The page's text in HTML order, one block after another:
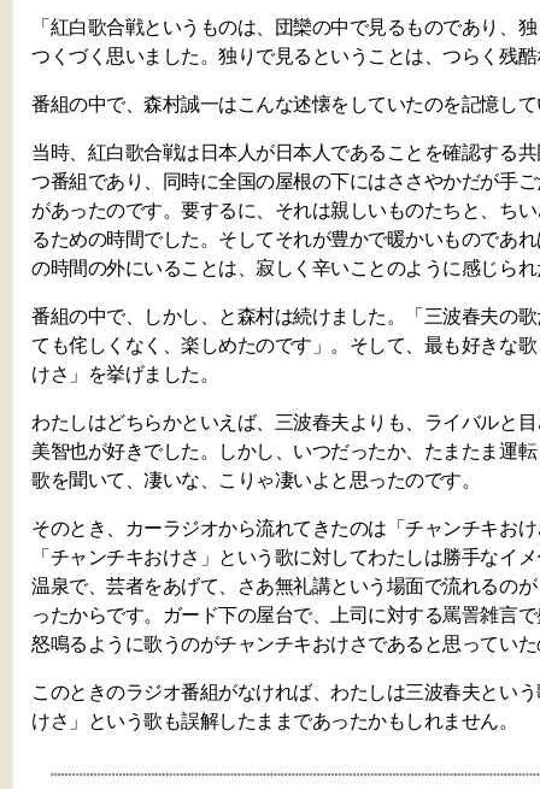
「紅白歌合戦というものは、団欒の中で見るものであり、
つくづく思いました。独りで見るということは、つらく残
番組の中で、森村誠一はこんな述懐をしていたのを記憶し
当時、紅白歌合戦は日本人が日本人であることを確認する
つ番組であり、同時に全国の屋根の下にはささやかだが手
があったのです。要するに、それは親しいものたちと、ち
るための時間でした。そしてそれが豊かで暖かいものであ
の時間の外にいることは、寂しく辛いことのように感じら
番組の中で、しかし、と森村は続けました。「三波春夫の
ても侘しくなく、楽しめたのです」。そして、最も好きな
けさ」を挙げました。
わたしはどちらかといえば、三波春夫よりも、ライバルと
美智也が好きでした。しかし、いつだったか、たまたま運
歌を聞いて、凄いな、こりゃ凄いよと思ったのです。
そのとき、カーラジオから流れてきたのは「チャンチキお
「チャンチキおけさ」という歌に対してわたしは勝手なイ
温泉で、芸者をあげて、さあ無礼講という場面で流れるの
ったからです。ガード下の屋台で、上司に対する罵詈雑言
怒鳴るように歌うのがチャンチキおけさであると思ってい
このときのラジオ番組がなければ、わたしは三波春夫とい
けさ」という歌も誤解したままであったかもしれません。